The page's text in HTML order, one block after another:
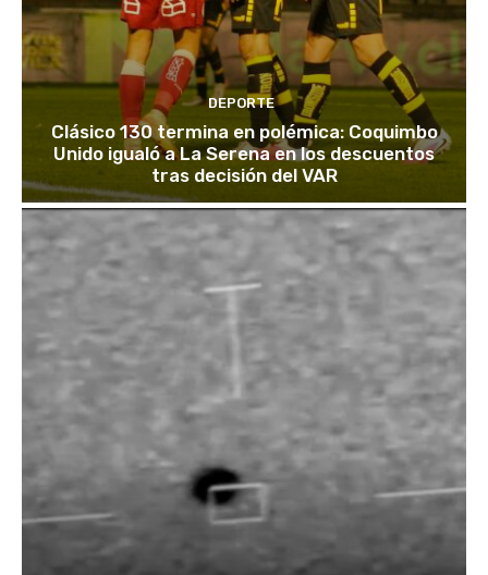
DEPORTE
Clásico 130 termina en polémica: Coquimbo
Unido igualó a La Serena en los descuentos
tras decisión del VAR